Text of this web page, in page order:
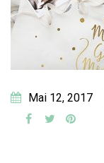
Mai 12, 2017